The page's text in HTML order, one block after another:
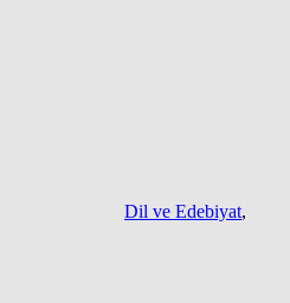
Dil ve Edebiyat,